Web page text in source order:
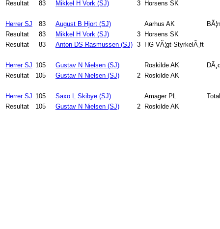
Resultat
83 Mikkel H Vork (SJ) 3 Horsens SK
Herrer SJ 83 August B Hjort (SJ) Aarhus AK
Resultat
83 Mikkel H Vork (SJ) 3
Horsens SK
Resultat
83 Anton DS Rasmussen (SJ) 3 HG VÃ¦gt-StyrkelÃ¸ft
Herrer SJ 105 Gustav N Nielsen (SJ) Roskilde AK
Resultat
105 Gustav N Nielsen (SJ) 2 Roskilde AK
Herrer SJ 105 Saxo L Skibye (SJ) Amager PL
Total
Resultat
105 Gustav N Nielsen (SJ) 2 Roskilde AK